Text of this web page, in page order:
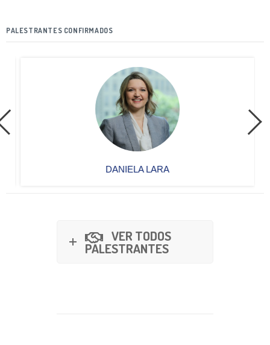
PALESTRANTES CONFIRMADOS
DANIELA LARA
VER TODOS
PALESTRANTES